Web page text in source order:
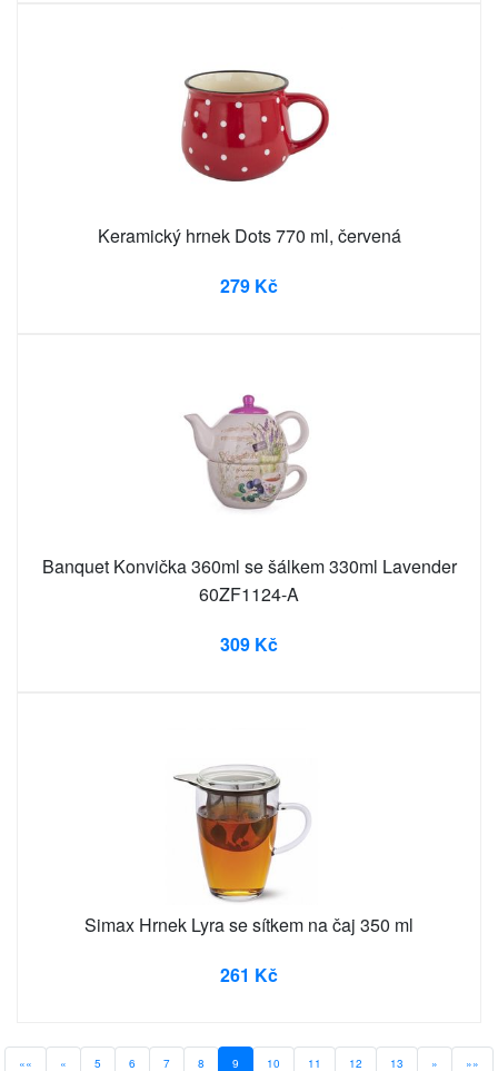
Keramický hrnek Dots 770 ml, červená
279 Kč
Banquet Konvička 360ml se šálkem 330ml Lavender
60ZF1124-A
309 Kč
Simax Hrnek Lyra se sítkem na čaj 350 ml
261 Kč
«« « 5 6 7 8 9 10 11 12 13 » »»